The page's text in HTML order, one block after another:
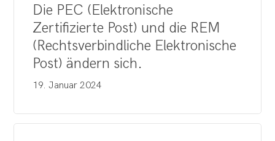
Die PEC (Elektronische
Zertifizierte Post) und die REM
(Rechtsverbindliche Elektronische
Post) ändern sich.
19. Januar 2024